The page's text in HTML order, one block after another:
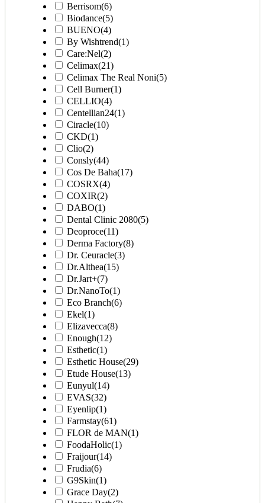
Berrisom(6)
Biodance(5)
BUENO(4)
By Wishtrend(1)
Care:Nel(2)
Celimax(21)
Celimax The Real Noni(5)
Cell Burner(1)
CELLIO(4)
Centellian24(1)
Ciracle(10)
CKD(1)
Clio(2)
Consly(44)
Cos De Baha(17)
COSRX(4)
COXIR(2)
DABO(1)
Dental Clinic 2080(5)
Deoproce(11)
Derma Factory(8)
Dr. Ceuracle(3)
Dr.Althea(15)
Dr.Jart+(7)
Dr.NanoTo(1)
Eco Branch(6)
Ekel(1)
Elizavecca(8)
Enough(12)
Esthetic(1)
Esthetic House(29)
Etude House(13)
Eunyul(14)
EVAS(32)
Eyenlip(1)
Farmstay(61)
FLOR de MAN(1)
FoodaHolic(1)
Fraijour(14)
Frudia(6)
G9Skin(1)
Grace Day(2)